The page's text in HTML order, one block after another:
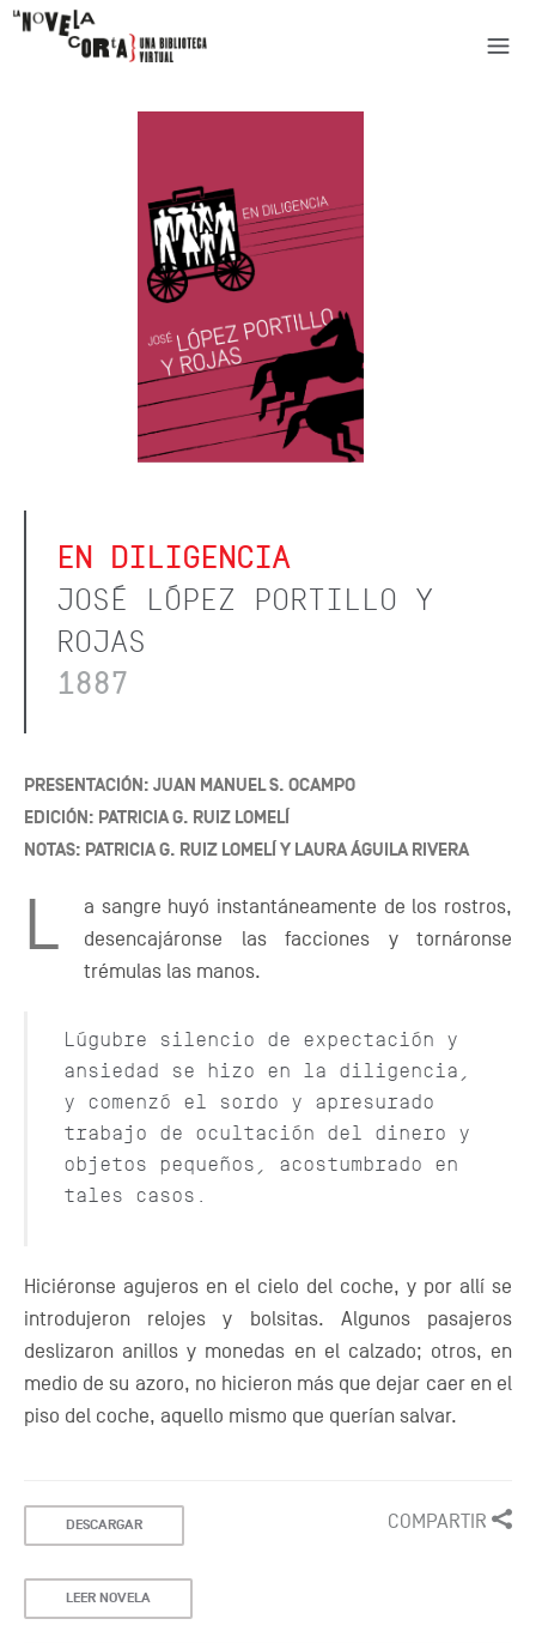
EN DILIGENCIA
JOSÉ LÓPEZ PORTILLO Y
ROJAS
1887
PRESENTACIÓN: JUAN MANUEL S. OCAMPO
EDICIÓN: PATRICIA G. RUIZ LOMELÍ
NOTAS: PATRICIA G. RUIZ LOMELÍ Y LAURA ÁGUILA RIVERA
L
a sangre huyó instantáneamente de los rostros,
desencajáronse las facciones y tornáronse
trémulas las manos.
Lúgubre silencio de expectación y
ansiedad se hizo en la diligencia,
y comenzó el sordo y apresurado
trabajo de ocultación del dinero y
objetos pequeños, acostumbrado en
tales casos.
Hiciéronse agujeros en el cielo del coche, y por allí se
introdujeron relojes y bolsitas. Algunos pasajeros
deslizaron anillos y monedas en el calzado; otros, en
medio de su azoro, no hicieron más que dejar caer en el
piso del coche, aquello mismo que querían salvar.
DESCARGAR
LEER NOVELA
COMPARTIR